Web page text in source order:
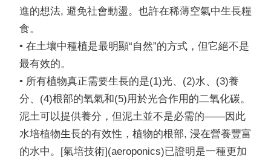
進的想法, 避免社會動盪。也許在稀薄空氣中生長糧
食。
• 在土壤中種植是最明顯“自然”的方式，但它絕不是
最有效的。
• 所有植物真正需要生長的是(1)光、(2)水、(3)養
分、(4)根部的氧氣和(5)用於光合作用的二氧化碳。
泥土可以提供養分，但泥土並不是必需的——因此
水培植物生長的有效性，植物的根部, 浸在營養豐富
的水中。[氣培技術](aeroponics)已證明是一種更加